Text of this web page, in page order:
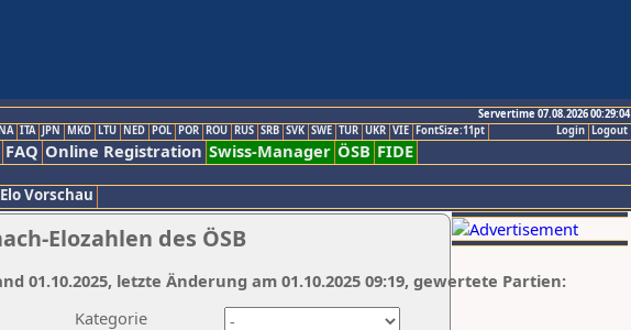
Servertime 07.08.2026 00:29:04
Logout
Login
ITA JPN MKD LTU NED POL POR ROU RUS SRB SVK SWE TUR UKR VIE FontSize:11pt
FAQ Online Registration Swiss-Manager ÖSB FIDE
Elo Vorschau
Elozahlen des ÖSB
Kategorie
01.10.2025, letzte Änderung am 01.10.2025 09:19, gewertete Partien: